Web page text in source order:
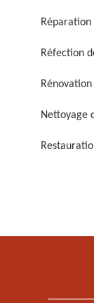
Rénovation
chaise et
Restauration
chaise et
Réfection
Nettoyage